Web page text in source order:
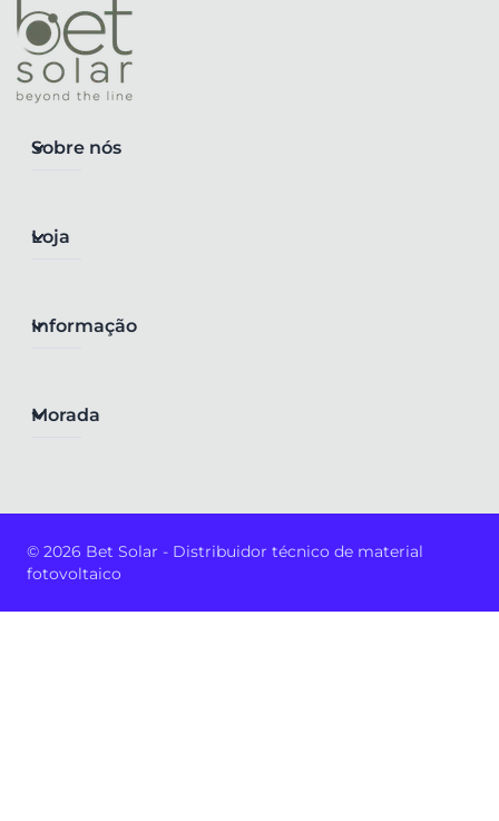
Sobre nós
Loja
Informação
Morada
© 2026 Bet Solar - Distribuidor técnico de material
fotovoltaico